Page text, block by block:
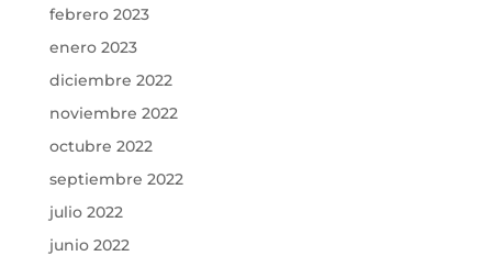
febrero 2023
enero 2023
diciembre 2022
noviembre 2022
octubre 2022
septiembre 2022
julio 2022
junio 2022